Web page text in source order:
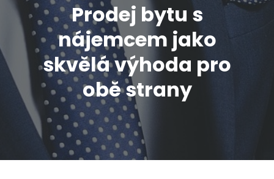
Prodej bytu s
nájemcem jako
skvělá výhoda pro
obě strany